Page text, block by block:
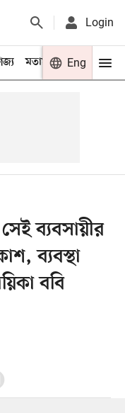
Login
মতামত খেলা
Eng
ব্যবসায়ীর
ব্যবস্থা
ববি